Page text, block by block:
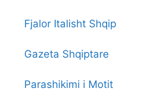
Fjalor Italisht Shqip
Gazeta Shqiptare
Parashikimi i Motit